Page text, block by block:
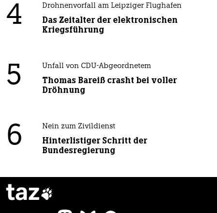
4 Drohnenvorfall am Leipziger Flughafen
Das Zeitalter der elektronischen
Kriegsführung
5 Unfall von CDU-Abgeordnetem
Thomas Bareiß crasht bei voller
Dröhnung
6 Nein zum Zivildienst
Hinterlistiger Schritt der
Bundesregierung
taz